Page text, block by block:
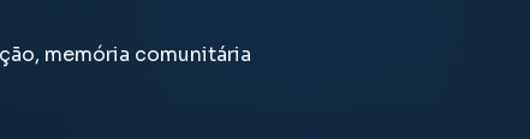
memória comunitária